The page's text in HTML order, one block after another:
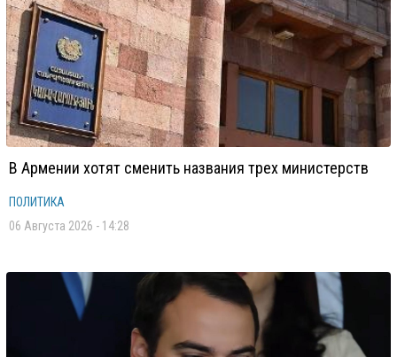
В Армении хотят сменить названия трех министерств
ПОЛИТИКА
06 Августа 2026 - 14:28